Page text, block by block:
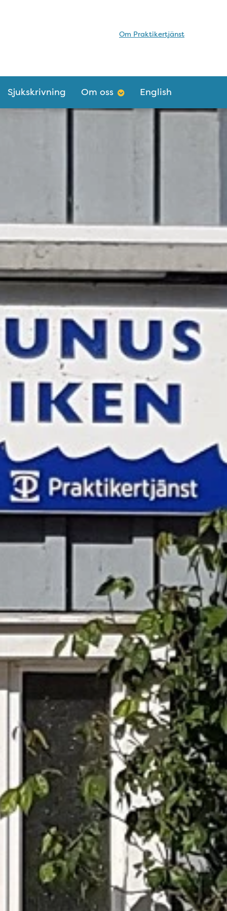
Om Praktikertjänst
Sjukskrivning Om oss English